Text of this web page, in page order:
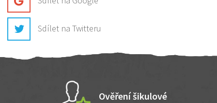
Sdílet na Twitteru
Ověření šikulové